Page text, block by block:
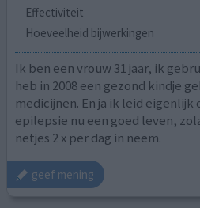
Effectiviteit
Hoeveelheid bijwerkingen
Ik ben een vrouw 31 jaar, ik
heb in 2008 een gezond kindje
medicijnen. En ja ik leid eigenlijk
epilepsie nu een goed leven,
netjes 2 x per dag in neem.
geef mening